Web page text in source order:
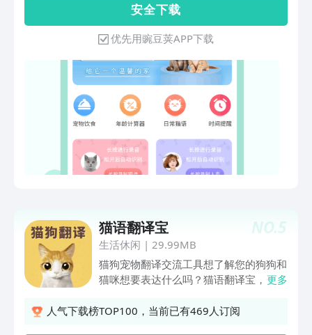
的存在。 人猫翻译: 长按录猫声，当猫咪
对你叫的时候，将猫咪的声音“翻译”成“文
字”，让您读懂猫咪的情绪。 模拟猫叫：
多种猫咪叫、猫咪叫声音模拟，宠物声音
模拟器和宠物语言交流器。 年龄换算：
了解宠物年龄，珍惜陪伴的温馨时光！
猫咪百科：更科学地养宠物，猫咪知识全
部都有！ 萌宠图库：内置海量表情包、
壁纸、头像库，方便您发送萌萌的可爱表
情！ 时间提醒：软件可添加提醒事项，
猫咪疫苗、体内外驱虫、洗澡、体检、耳
不能准确的把人语翻译成猫语，但是绝对
能和猫愉快的玩耍！让您的猫咪获得无限
快乐！
安 全 下 载
优先用豌豆荚APP下载
NO.5
猫语翻译宝
生活休闲 | 29.99MB
猫狗宠物翻译交流工具想了解您的狗狗和
猫咪想要表达什么吗？猫语翻译宝，一款
用，您可以轻松解读宠物们的汪喵声，让
更多
人气下载榜TOP100，当前已有469人订阅